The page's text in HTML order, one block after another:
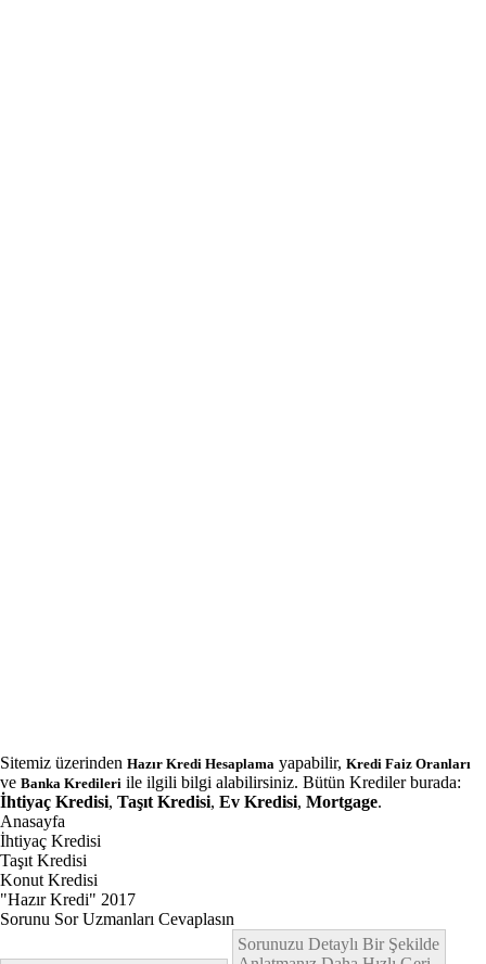
Sitemiz üzerinden Hazır Kredi Hesaplama yapabilir, Kredi Faiz Oranları
ve Banka Kredileri ile ilgili bilgi alabilirsiniz. Bütün Krediler burada:
İhtiyaç Kredisi, Taşıt Kredisi, Ev Kredisi, Mortgage.
Anasayfa
İhtiyaç Kredisi
Taşıt Kredisi
Konut Kredisi
"Hazır Kredi" 2017
Sorunu Sor Uzmanları Cevaplasın